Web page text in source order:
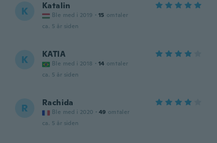
K Katalin
Ble med i 2019 · 15 omtaler
ca. 5 år siden
K KATIA
Ble med i 2018 · 14 omtaler
ca. 5 år siden
R Rachida
Ble med i 2020 · 49 omtaler
ca. 5 år siden